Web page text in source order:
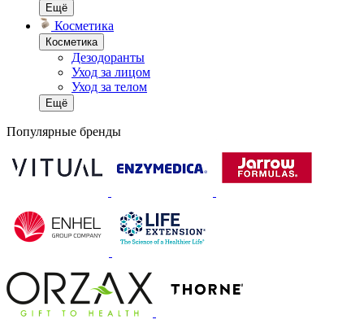
Ещё
Косметика
Косметика
Дезодоранты
Уход за лицом
Уход за телом
Ещё
Популярные бренды